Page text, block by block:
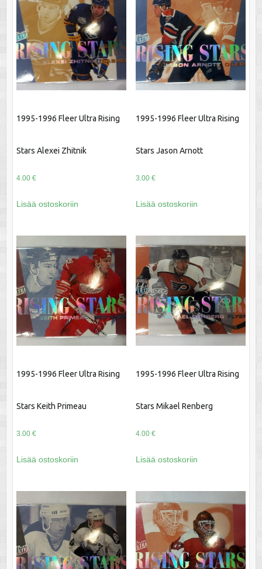
1995-1996 Fleer Ultra Rising
Stars Alexei Zhitnik
4.00 €
Lisää ostoskoriin
1995-1996 Fleer Ultra Rising
Stars Jason Arnott
3.00 €
Lisää ostoskoriin
1995-1996 Fleer Ultra Rising
Stars Keith Primeau
3.00 €
Lisää ostoskoriin
1995-1996 Fleer Ultra Rising
Stars Mikael Renberg
4.00 €
Lisää ostoskoriin